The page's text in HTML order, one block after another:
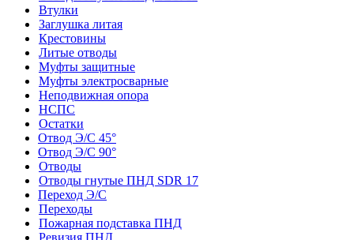
Втулки
Заглушка литая
Крестовины
Литые отводы
Муфты защитные
Муфты электросварные
Неподвижная опора
НСПС
Остатки
Отвод Э/С 45°
Отвод Э/С 90°
Отводы
Отводы гнутые ПНД SDR 17
Переход Э/С
Переходы
Пожарная подставка ПНД
Ревизия ПНД